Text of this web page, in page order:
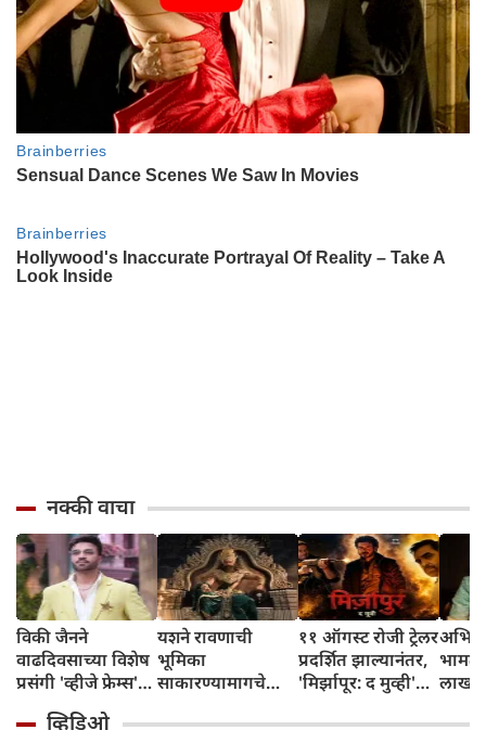
नक्की वाचा
विकी जैनने
वाढदिवसाच्या विशेष
प्रसंगी 'व्हीजे फ्रेम्स'
यशने रावणाची
भूमिका
साकारण्यामागचे
११ ऑगस्ट रोजी ट्रेलर
प्रदर्शित झाल्यानंतर,
'मिर्झापूर: द मुव्ही'
व्हिडिओ